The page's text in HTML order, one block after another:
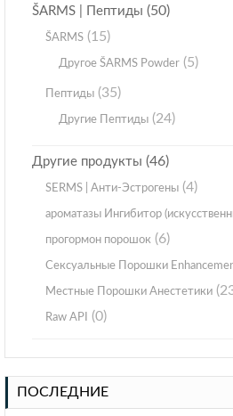
ŠARMS | Пептиды (50)
ŠARMS (15)
Другое ŠARMS Powder (5)
Пептиды (35)
Другие Пептиды (24)
Другие продукты (46)
SERMS | Анти-Эстрогены (4)
ароматазы Ингибитор
прогормон порошок (6)
Сексуальные Порошки
Местные Порошки Анестетики
Raw API (0)
ПОСЛЕДНИЕ